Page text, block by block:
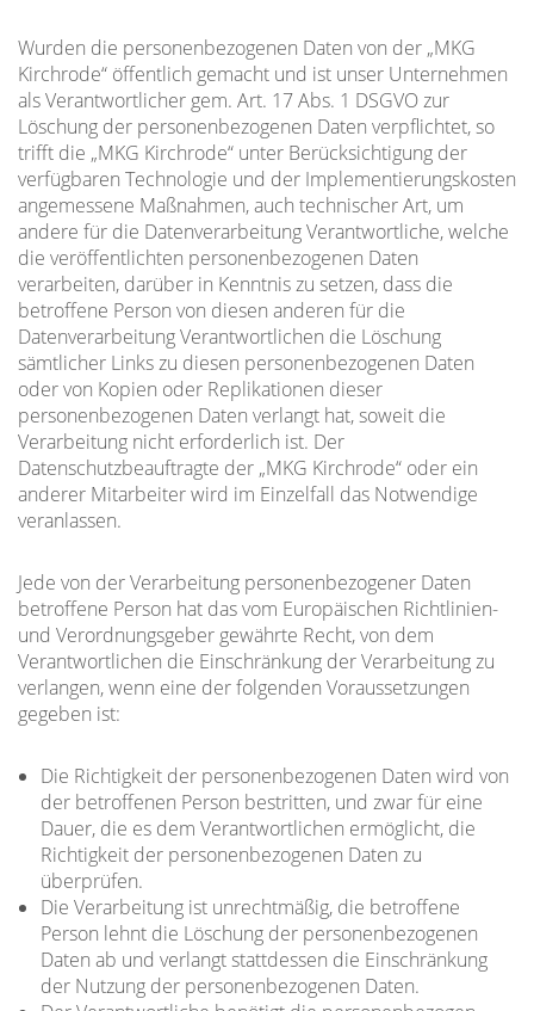
Wurden die personenbezogenen Daten von der „MKG
Kirchrode“ öffentlich gemacht und ist unser Unternehmen
als Verantwortlicher gem. Art. 17 Abs. 1 DSGVO zur
Löschung der personenbezogenen Daten verpflichtet, so
trifft die „MKG Kirchrode“ unter Berücksichtigung der
verfügbaren Technologie und der Implementierungskosten
angemessene Maßnahmen, auch technischer Art, um
andere für die Datenverarbeitung Verantwortliche, welche
die veröffentlichten personenbezogenen Daten
verarbeiten, darüber in Kenntnis zu setzen, dass die
betroffene Person von diesen anderen für die
Datenverarbeitung Verantwortlichen die Löschung
sämtlicher Links zu diesen personenbezogenen Daten
oder von Kopien oder Replikationen dieser
personenbezogenen Daten verlangt hat, soweit die
Verarbeitung nicht erforderlich ist. Der
Datenschutzbeauftragte der „MKG Kirchrode“ oder ein
anderer Mitarbeiter wird im Einzelfall das Notwendige
veranlassen.
Jede von der Verarbeitung personenbezogener Daten
betroffene Person hat das vom Europäischen Richtlinien-
und Verordnungsgeber gewährte Recht, von dem
Verantwortlichen die Einschränkung der Verarbeitung zu
verlangen, wenn eine der folgenden Voraussetzungen
gegeben ist:
Die Richtigkeit der personenbezogenen Daten wird von
der betroffenen Person bestritten, und zwar für eine
Dauer, die es dem Verantwortlichen ermöglicht, die
Richtigkeit der personenbezogenen Daten zu
überprüfen.
Die Verarbeitung ist unrechtmäßig, die betroffene
Person lehnt die Löschung der personenbezogenen
Daten ab und verlangt stattdessen die Einschränkung
der Nutzung der personenbezogenen Daten.